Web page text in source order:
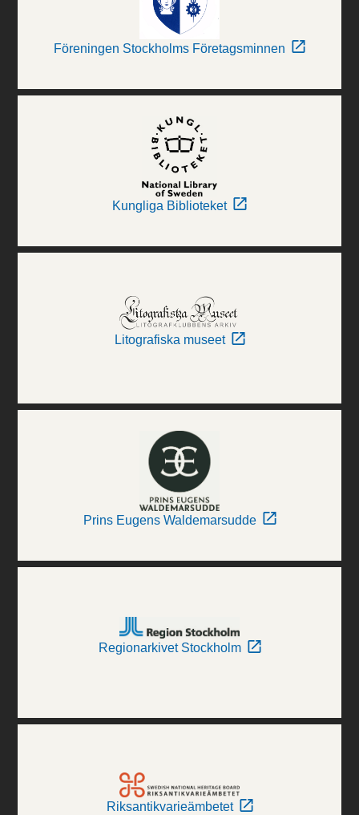
Föreningen Stockholms Företagsminnen
Kungliga Biblioteket
Litografiska museet
Prins Eugens Waldemarsudde
Regionarkivet Stockholm
Riksantikvarieämbetet